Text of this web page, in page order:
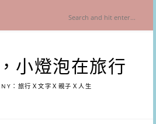
小燈泡在旅行
：旅行Ｘ文字Ｘ親子Ｘ人生